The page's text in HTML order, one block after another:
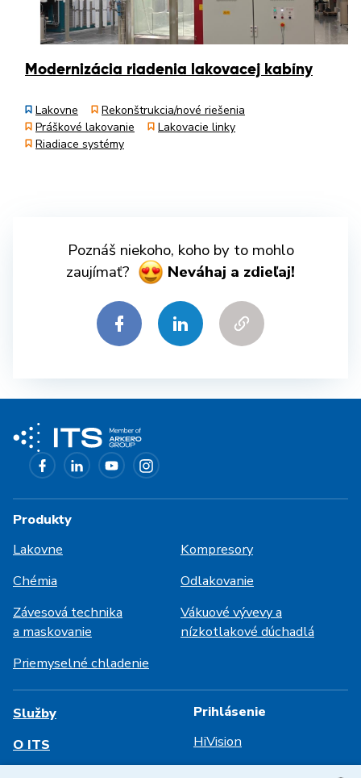
Modernizácia riadenia lakovacej kabíny
Lakovne
Rekonštrukcia/nové riešenia
Práškové lakovanie
Lakovacie linky
Riadiace systémy
Poznáš niekoho, koho by to mohlo
zaujímať?
Neváhaj a zdieľaj!
Produkty
Lakovne
Kompresory
Chémia
Odlakovanie
Závesová technika
a maskovanie
Vákuové vývevy a
nízkotlakové dúchadlá
Priemyselné chladenie
Služby
O ITS
Prihlásenie
HiVision